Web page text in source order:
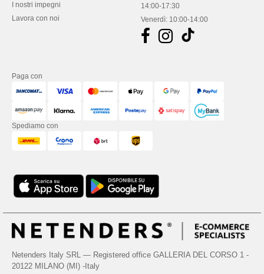
I nostri impegni
Lavora con noi
14:00-17:30
Venerdì: 10:00-14:00
Paga con
Spediamo con
Netenders Italy SRL — Registered office GALLERIA DEL CORSO 1 -
20122 MILANO (MI) -Italy